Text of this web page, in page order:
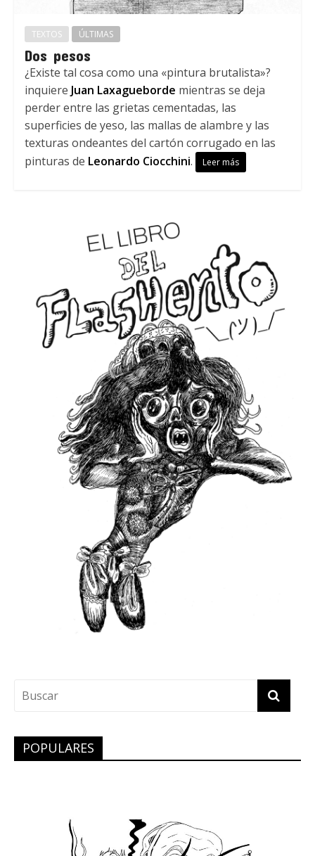
TEXTOS ÚLTIMAS
Dos pesos
¿Existe tal cosa como una «pintura brutalista»?
inquiere Juan Laxagueborde mientras se deja
perder entre las grietas cementadas, las
superficies de yeso, las mallas de alambre y las
texturas ondeantes del cartón corrugado en las
pinturas de Leonardo Ciocchini. Leer más
POPULARES